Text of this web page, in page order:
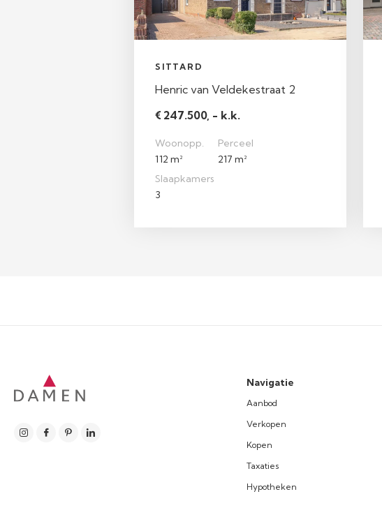
SITTARD
Henric van Veldekestraat 2
€ 247.500, - k.k.
Woonopp.
112 m²
Perceel
217 m²
Slaapkamers
3
Navigatie
Aanbod
Verkopen
Kopen
Taxaties
Hypotheken